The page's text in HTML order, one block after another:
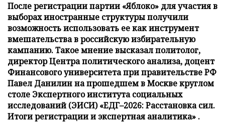
После регистрации партии «Яблоко» для участия в
выборах иностранные структуры получили
возможность использовать ее как инструмент
вмешательства в российскую избирательную
кампанию. Такое мнение высказал политолог,
директор Центра политического анализа, доцент
Финансового университета при правительстве РФ
Павел Данилин на прошедшем в Москве круглом
столе Экспертного института социальных
исследований (ЭИСИ) «ЕДГ–2026: Расстановка сил.
Итоги регистрации и экспертная аналитика» .